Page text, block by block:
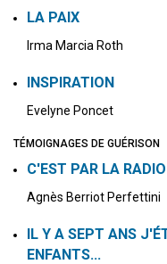
LA PAIX
Irma Marcia Roth
INSPIRATION
Evelyne Poncet
TÉMOIGNAGES DE GUÉRISON
C'EST PAR LA
Agnès Berriot Perfettini
IL Y A SEPT ANS
ENFANTS...